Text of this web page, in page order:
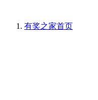
有奖之家首页